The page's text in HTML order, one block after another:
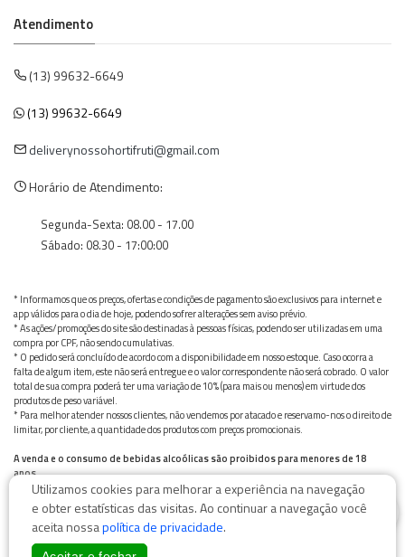
Atendimento
(13) 99632-6649
(13) 99632-6649
deliverynossohortifruti@gmail.com
Horário de Atendimento:
Segunda-Sexta: 08.00 - 17.00
Sábado: 08.30 - 17:00:00
* Informamos que os preços, ofertas e condições de pagamento são exclusivos para internet e
app válidos para o dia de hoje, podendo sofrer alterações sem aviso prévio.
* As ações/promoções do site são destinadas à pessoas físicas, podendo ser utilizadas em uma
compra por CPF, não sendo cumulativas.
* O pedido será concluído de acordo com a disponibilidade em nosso estoque. Caso ocorra a
falta de algum item, este não será entregue e o valor correspondente não será cobrado. O valor
total de sua compra poderá ter uma variação de 10% (para mais ou menos) em virtude dos
produtos de peso variável.
* Para melhor atender nossos clientes, não vendemos por atacado e reservamo-nos o direito de
limitar, por cliente, a quantidade dos produtos com preços promocionais.
A venda e o consumo de bebidas alcoólicas são proibidos para menores de 18
anos.
Bebida alcoólica pode causar dependência química e, em excesso, provoca graves males à saúde.
Beba com moderação
Utilizamos cookies para melhorar a experiência na navegação
e obter estatísticas das visitas. Ao continuar a navegação você
aceita nossapolítica de privacidade.